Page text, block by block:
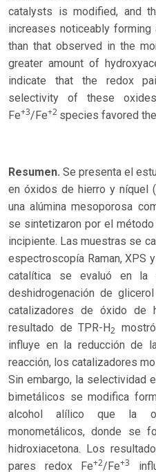
catalysts is modified, and
increases noticeably forming
than that observed in the
greater amount of
indicate that the redox
selectivity of these
Fe+3/Fe+2 species favored
Resumen. Se presenta el
en óxidos de hierro y níquel
una alúmina mesoporosa
se sintetizaron por el
incipiente. Las muestras se
espectroscopía Raman, XPS
catalítica se evaluó en la
deshidrogenación de
catalizadores de óxido de
resultado de TPR-H2
influye en la reducción de
reacción, los catalizadores
Sin embargo, la selectividad
bimetálicos se modifica
alcohol alílico que la
monometálicos, donde se
hidroxiacetona. Los
pares redox Fe+2/Fe+3